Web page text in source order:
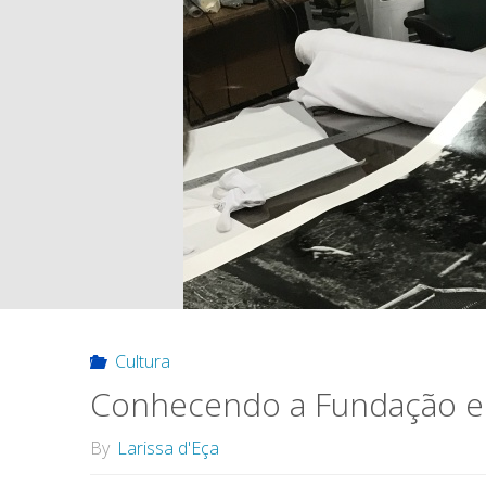
Cultura
Conhecendo a Fundação
By Larissa d'Eça